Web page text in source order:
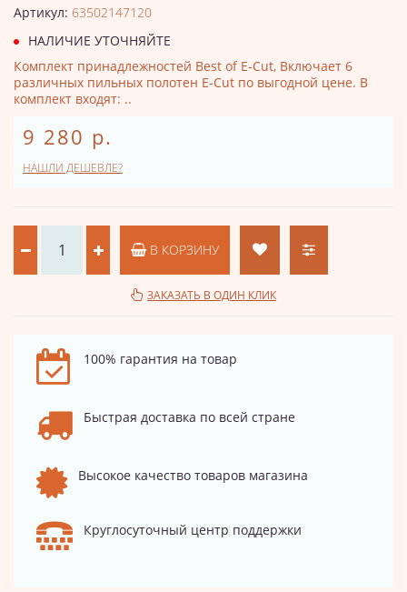
Артикул: 63502147120
НАЛИЧИЕ УТОЧНЯЙТЕ
Комплект принадлежностей Best of E-Cut, Включает 6
различных пильных полотен E-Cut по выгодной цене. В
комплект входят: ..
9 280 р.
НАШЛИ ДЕШЕВЛЕ?
В КОРЗИНУ
ЗАКАЗАТЬ В ОДИН КЛИК
100% гарантия на товар
Быстрая доставка по всей стране
Высокое качество товаров магазина
Круглосуточный центр поддержки